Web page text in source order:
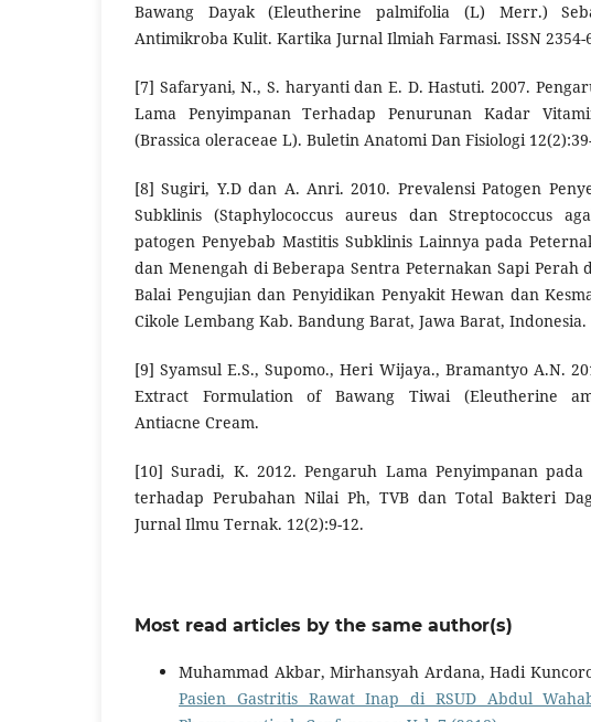
Bawang Dayak (Eleutherine palmifolia (L) Merr.)
Antimikroba Kulit. Kartika Jurnal Ilmiah Farmasi. ISSN 2354-
[7] Safaryani, N., S. haryanti dan E. D. Hastuti. 2007.
Lama Penyimpanan Terhadap Penurunan Kadar
(Brassica oleraceae L). Buletin Anatomi Dan Fisiologi
[8] Sugiri, Y.D dan A. Anri. 2010. Prevalensi Patogen
Subklinis (Staphylococcus aureus dan Streptococcus
patogen Penyebab Mastitis Subklinis Lainnya pada
dan Menengah di Beberapa Sentra Peternakan Sapi Perah
Balai Pengujian dan Penyidikan Penyakit Hewan dan
Cikole Lembang Kab. Bandung Barat, Jawa Barat, Indonesia.
[9] Syamsul E.S., Supomo., Heri Wijaya., Bramantyo A.N.
Extract Formulation of Bawang Tiwai (Eleutherine
Antiacne Cream.
[10] Suradi, K. 2012. Pengaruh Lama Penyimpanan pada
terhadap Perubahan Nilai Ph, TVB dan Total Bakteri
Jurnal Ilmu Ternak. 12(2):9-12.
Most read articles by the same author(s)
Muhammad Akbar, Mirhansyah Ardana, Hadi
Pasien Gastritis Rawat Inap di RSUD Abdul